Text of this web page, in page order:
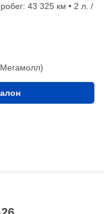
43 325 км • 2 л. /